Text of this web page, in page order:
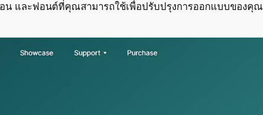
น และฟอนต์ที่คุณสามารถใช้เพื่อปรับปรุงการออกแบบของคุณ